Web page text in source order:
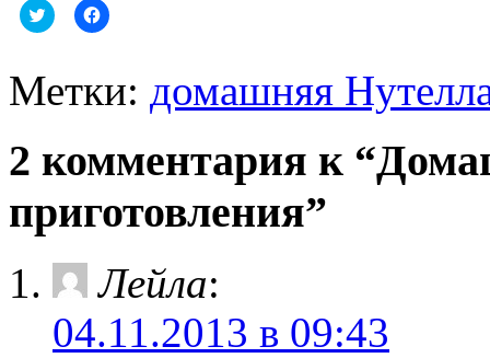
Нажмите,
чтобы
(Открывается
в
новом
Нажмите,
чтобы
(Открывается
новом
Метки: домашняя
2 комментария к
приготовления”
Лейла:
04.11.2013 в 09:43